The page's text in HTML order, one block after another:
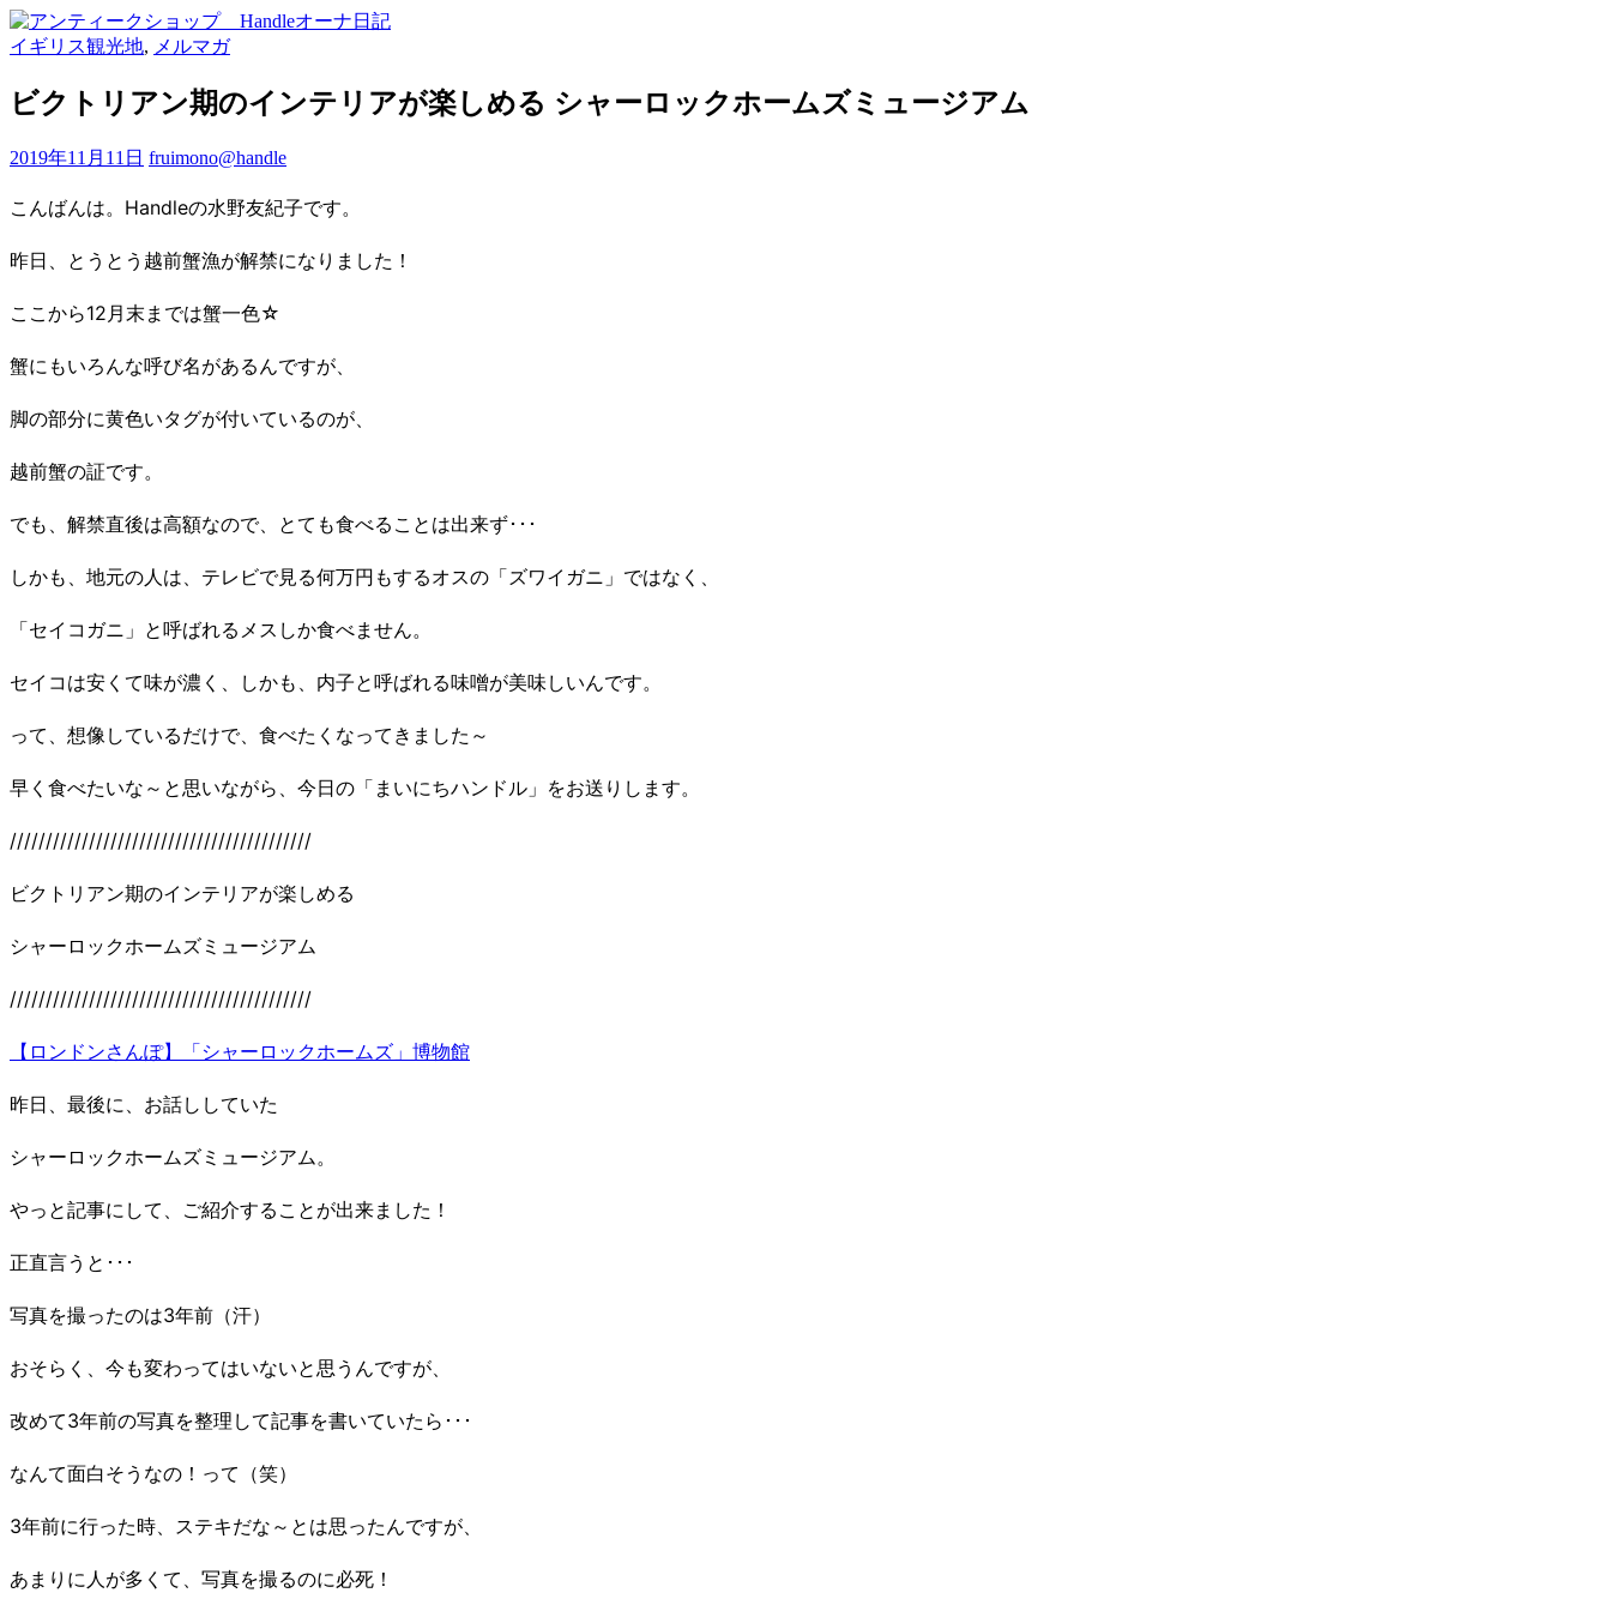
イギリス観光地, メルマガ
ビクトリアン期のインテリアが楽しめる シャーロックホームズミュージアム
2019年11月11日 fruimono@handle
こんばんは。Handleの水野友紀子です。
昨日、とうとう越前蟹漁が解禁になりました！
ここから12月末までは蟹一色☆
蟹にもいろんな呼び名があるんですが、
脚の部分に黄色いタグが付いているのが、
越前蟹の証です。
でも、解禁直後は高額なので、とても食べることは出来ず･･･
しかも、地元の人は、テレビで見る何万円もするオスの「ズワイガニ」ではなく、
「セイコガニ」と呼ばれるメスしか食べません。
セイコは安くて味が濃く、しかも、内子と呼ばれる味噌が美味しいんです。
って、想像しているだけで、食べたくなってきました～
早く食べたいな～と思いながら、今日の「まいにちハンドル」をお送りします。
//////////////////////////////////////////
ビクトリアン期のインテリアが楽しめる
シャーロックホームズミュージアム
//////////////////////////////////////////
【ロンドンさんぽ】「シャーロックホームズ」博物館
昨日、最後に、お話ししていた
シャーロックホームズミュージアム。
やっと記事にして、ご紹介することが出来ました！
正直言うと･･･
写真を撮ったのは3年前（汗）
おそらく、今も変わってはいないと思うんですが、
改めて3年前の写真を整理して記事を書いていたら･･･
なんて面白そうなの！って（笑）
3年前に行った時、ステキだな～とは思ったんですが、
あまりに人が多くて、写真を撮るのに必死！